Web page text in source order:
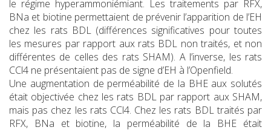
le régime hyperammoniémiant. Les traitements par RFX,
BNa et biotine permettaient de prévenir l’apparition de l’EH
chez les rats BDL (différences significatives pour toutes
les mesures par rapport aux rats BDL non traités, et non
différentes de celles des rats SHAM). A l’inverse, les rats
CCl4 ne présentaient pas de signe d’EH à l’Openfield.
Une augmentation de perméabilité de la BHE aux solutés
était objectivée chez les rats BDL par rapport aux SHAM,
mais pas chez les rats CCl4. Chez les rats BDL traités par
RFX, BNa et biotine, la perméabilité de la BHE était